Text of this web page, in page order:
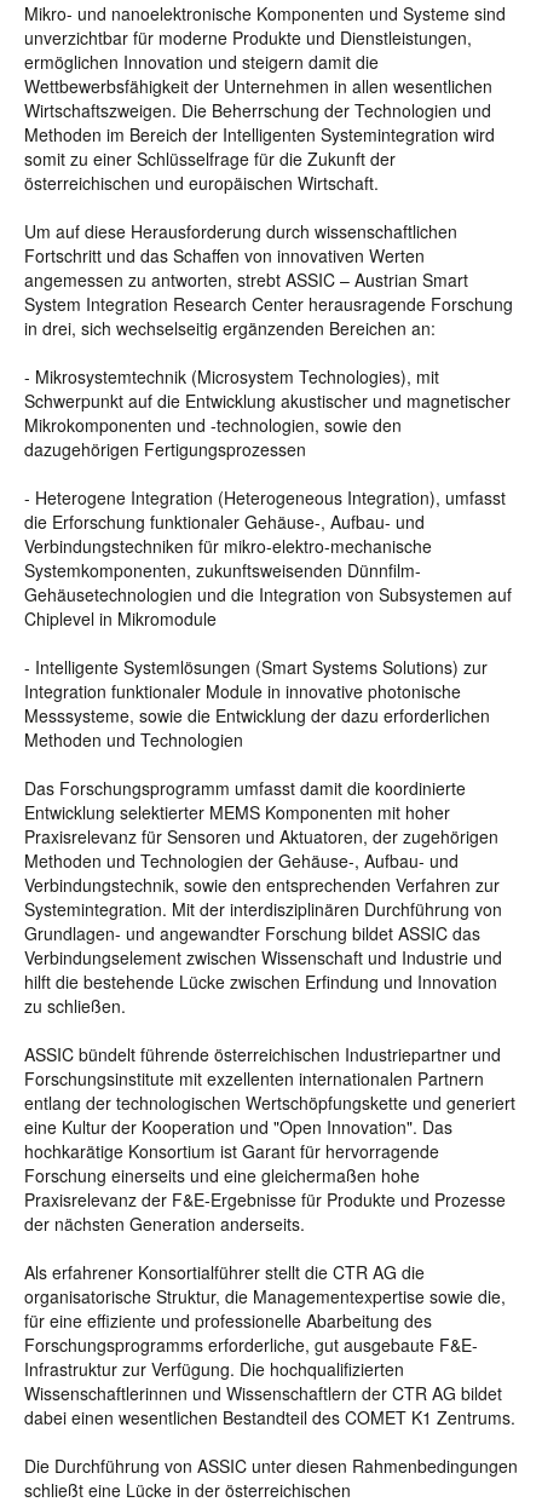
Mikro- und nanoelektronische Komponenten und Systeme sind
unverzichtbar für moderne Produkte und Dienstleistungen,
ermöglichen Innovation und steigern damit die
Wettbewerbsfähigkeit der Unternehmen in allen wesentlichen
Wirtschaftszweigen. Die Beherrschung der Technologien und
Methoden im Bereich der Intelligenten Systemintegration wird
somit zu einer Schlüsselfrage für die Zukunft der
österreichischen und europäischen Wirtschaft.
Um auf diese Herausforderung durch wissenschaftlichen
Fortschritt und das Schaffen von innovativen Werten
angemessen zu antworten, strebt ASSIC – Austrian Smart
System Integration Research Center herausragende Forschung
in drei, sich wechselseitig ergänzenden Bereichen an:
- Mikrosystemtechnik (Microsystem Technologies), mit
Schwerpunkt auf die Entwicklung akustischer und magnetischer
Mikrokomponenten und -technologien, sowie den
dazugehörigen Fertigungsprozessen
- Heterogene Integration (Heterogeneous Integration), umfasst
die Erforschung funktionaler Gehäuse-, Aufbau- und
Verbindungstechniken für mikro-elektro-mechanische
Systemkomponenten, zukunftsweisenden Dünnfilm-
Gehäusetechnologien und die Integration von Subsystemen auf
Chiplevel in Mikromodule
- Intelligente Systemlösungen (Smart Systems Solutions) zur
Integration funktionaler Module in innovative photonische
Messsysteme, sowie die Entwicklung der dazu erforderlichen
Methoden und Technologien
Das Forschungsprogramm umfasst damit die koordinierte
Entwicklung selektierter MEMS Komponenten mit hoher
Praxisrelevanz für Sensoren und Aktuatoren, der zugehörigen
Methoden und Technologien der Gehäuse-, Aufbau- und
Verbindungstechnik, sowie den entsprechenden Verfahren zur
Systemintegration. Mit der interdisziplinären Durchführung von
Grundlagen- und angewandter Forschung bildet ASSIC das
Verbindungselement zwischen Wissenschaft und Industrie und
hilft die bestehende Lücke zwischen Erfindung und Innovation
zu schließen.
ASSIC bündelt führende österreichischen Industriepartner und
Forschungsinstitute mit exzellenten internationalen Partnern
entlang der technologischen Wertschöpfungskette und generiert
eine Kultur der Kooperation und "Open Innovation". Das
hochkarätige Konsortium ist Garant für hervorragende
Forschung einerseits und eine gleichermaßen hohe
Praxisrelevanz der F&E-Ergebnisse für Produkte und Prozesse
der nächsten Generation anderseits.
Als erfahrener Konsortialführer stellt die CTR AG die
organisatorische Struktur, die Managementexpertise sowie die,
für eine effiziente und professionelle Abarbeitung des
Forschungsprogramms erforderliche, gut ausgebaute F&E-
Infrastruktur zur Verfügung. Die hochqualifizierten
Wissenschaftlerinnen und Wissenschaftlern der CTR AG bildet
dabei einen wesentlichen Bestandteil des COMET K1 Zentrums.
Die Durchführung von ASSIC unter diesen Rahmenbedingungen
schließt eine Lücke in der österreichischen